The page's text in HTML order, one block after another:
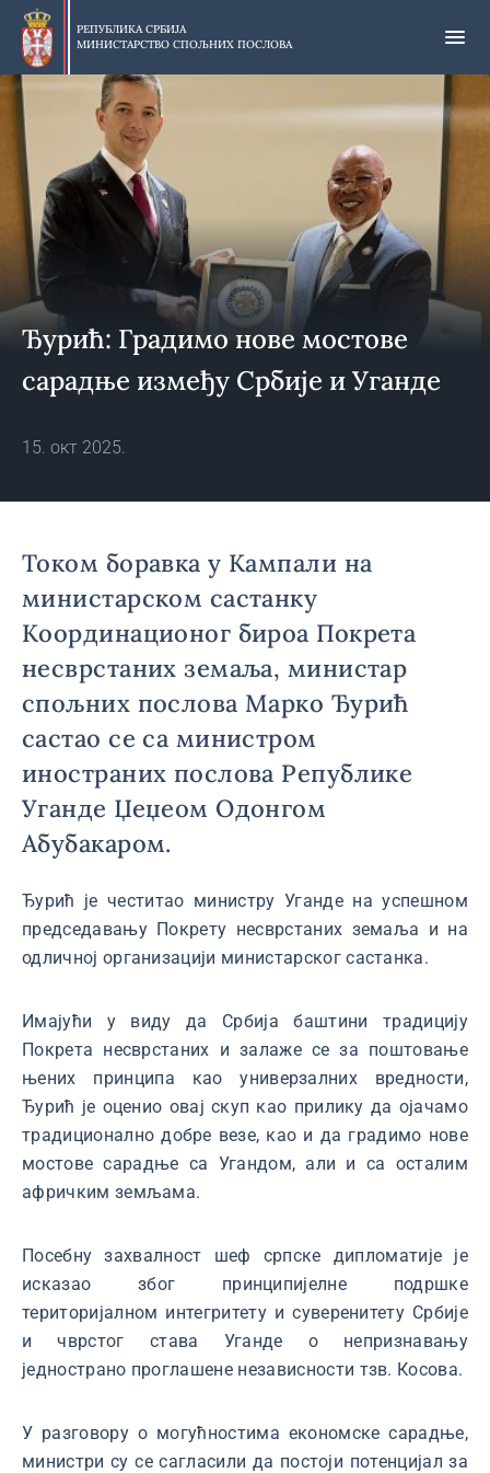
Прескочи
главни
део
садржаја
РЕПУБЛИКА СРБИЈА
МИНИСТАРСТВО СПОЉНИХ ПОСЛОВА
Ђурић: Градимо нове мостове
сарадње између Србије и Уганде
15. окт 2025.
Током боравка у Кампали на
министарском састанку
Координационог бироа Покрета
несврстаних земаља, министар
спољних послова Марко Ђурић
састао се са министром
иностраних послова Републике
Уганде Џеџеом Одонгом
Абубакаром.
Ђурић је честитао министру Уганде на успешном
председавању Покрету несврстаних земаља и на
одличној организацији министарског састанка.
Имајући у виду да Србија баштини традицију
Покрета несврстаних и залаже се за поштовање
њених принципа као универзалних вредности,
Ђурић је оценио овај скуп као прилику да ојачамо
традиционално добре везе, као и да градимо нове
мостове сарадње са Угандом, али и са осталим
афричким земљама.
Посебну захвалност шеф српске дипломатије је
исказао због принципијелне подршке
територијалном интегритету и суверенитету Србије
и чврстог става Уганде о непризнавању
једнострано проглашене независности тзв. Косова.
У разговору о могућностима економске сарадње,
министри су се сагласили да постоји потенцијал за